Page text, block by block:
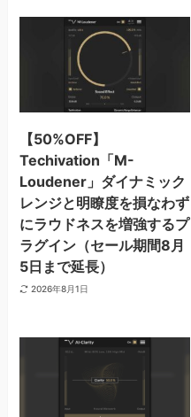
【50%OFF】
Techivation「M-
Loudener」ダイナミック
レンジと明瞭度を損なわず
にラウドネスを増強するプ
ラグイン（セール期間8月
5日まで延長）
2026年8月1日